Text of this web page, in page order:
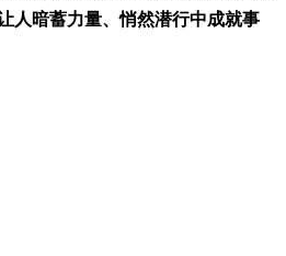
人暗蓄力量、悄然潜行中成就事